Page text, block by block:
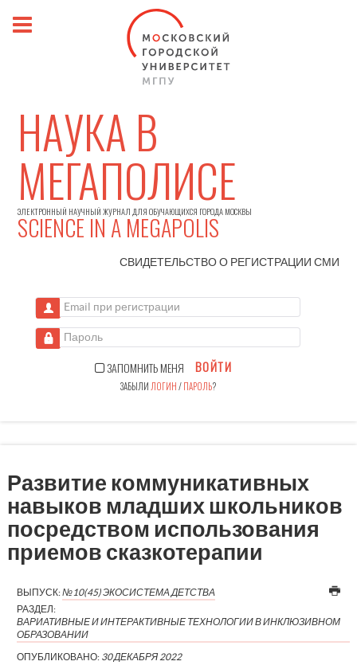
НАУКА В
МЕГАПОЛИСЕ
ЭЛЕКТРОННЫЙ НАУЧНЫЙ ЖУРНАЛ ДЛЯ ОБУЧАЮЩИХСЯ ГОРОДА МОСКВЫ
SCIENCE IN A MEGAPOLIS
СВИДЕТЕЛЬСТВО О РЕГИСТРАЦИИСМИ
Email при регистрации
Пароль
ЗАПОМНИТЬ МЕНЯ ВОЙТИ
ЗАБЫЛИ ЛОГИН/ПАРОЛЬ?
Развитие коммуникативных
навыков младших школьников
посредством использования
приемов сказкотерапии
ВЫПУСК:№10(45) ЭКОСИСТЕМА ДЕТСТВА
РАЗДЕЛ:
ВАРИАТИВНЫЕ И ИНТЕРАКТИВНЫЕ ТЕХНОЛОГИИ В ИНКЛЮЗИВНОМ
ОБРАЗОВАНИИ
ОПУБЛИКОВАНО: 30 ДЕКАБРЯ 2022